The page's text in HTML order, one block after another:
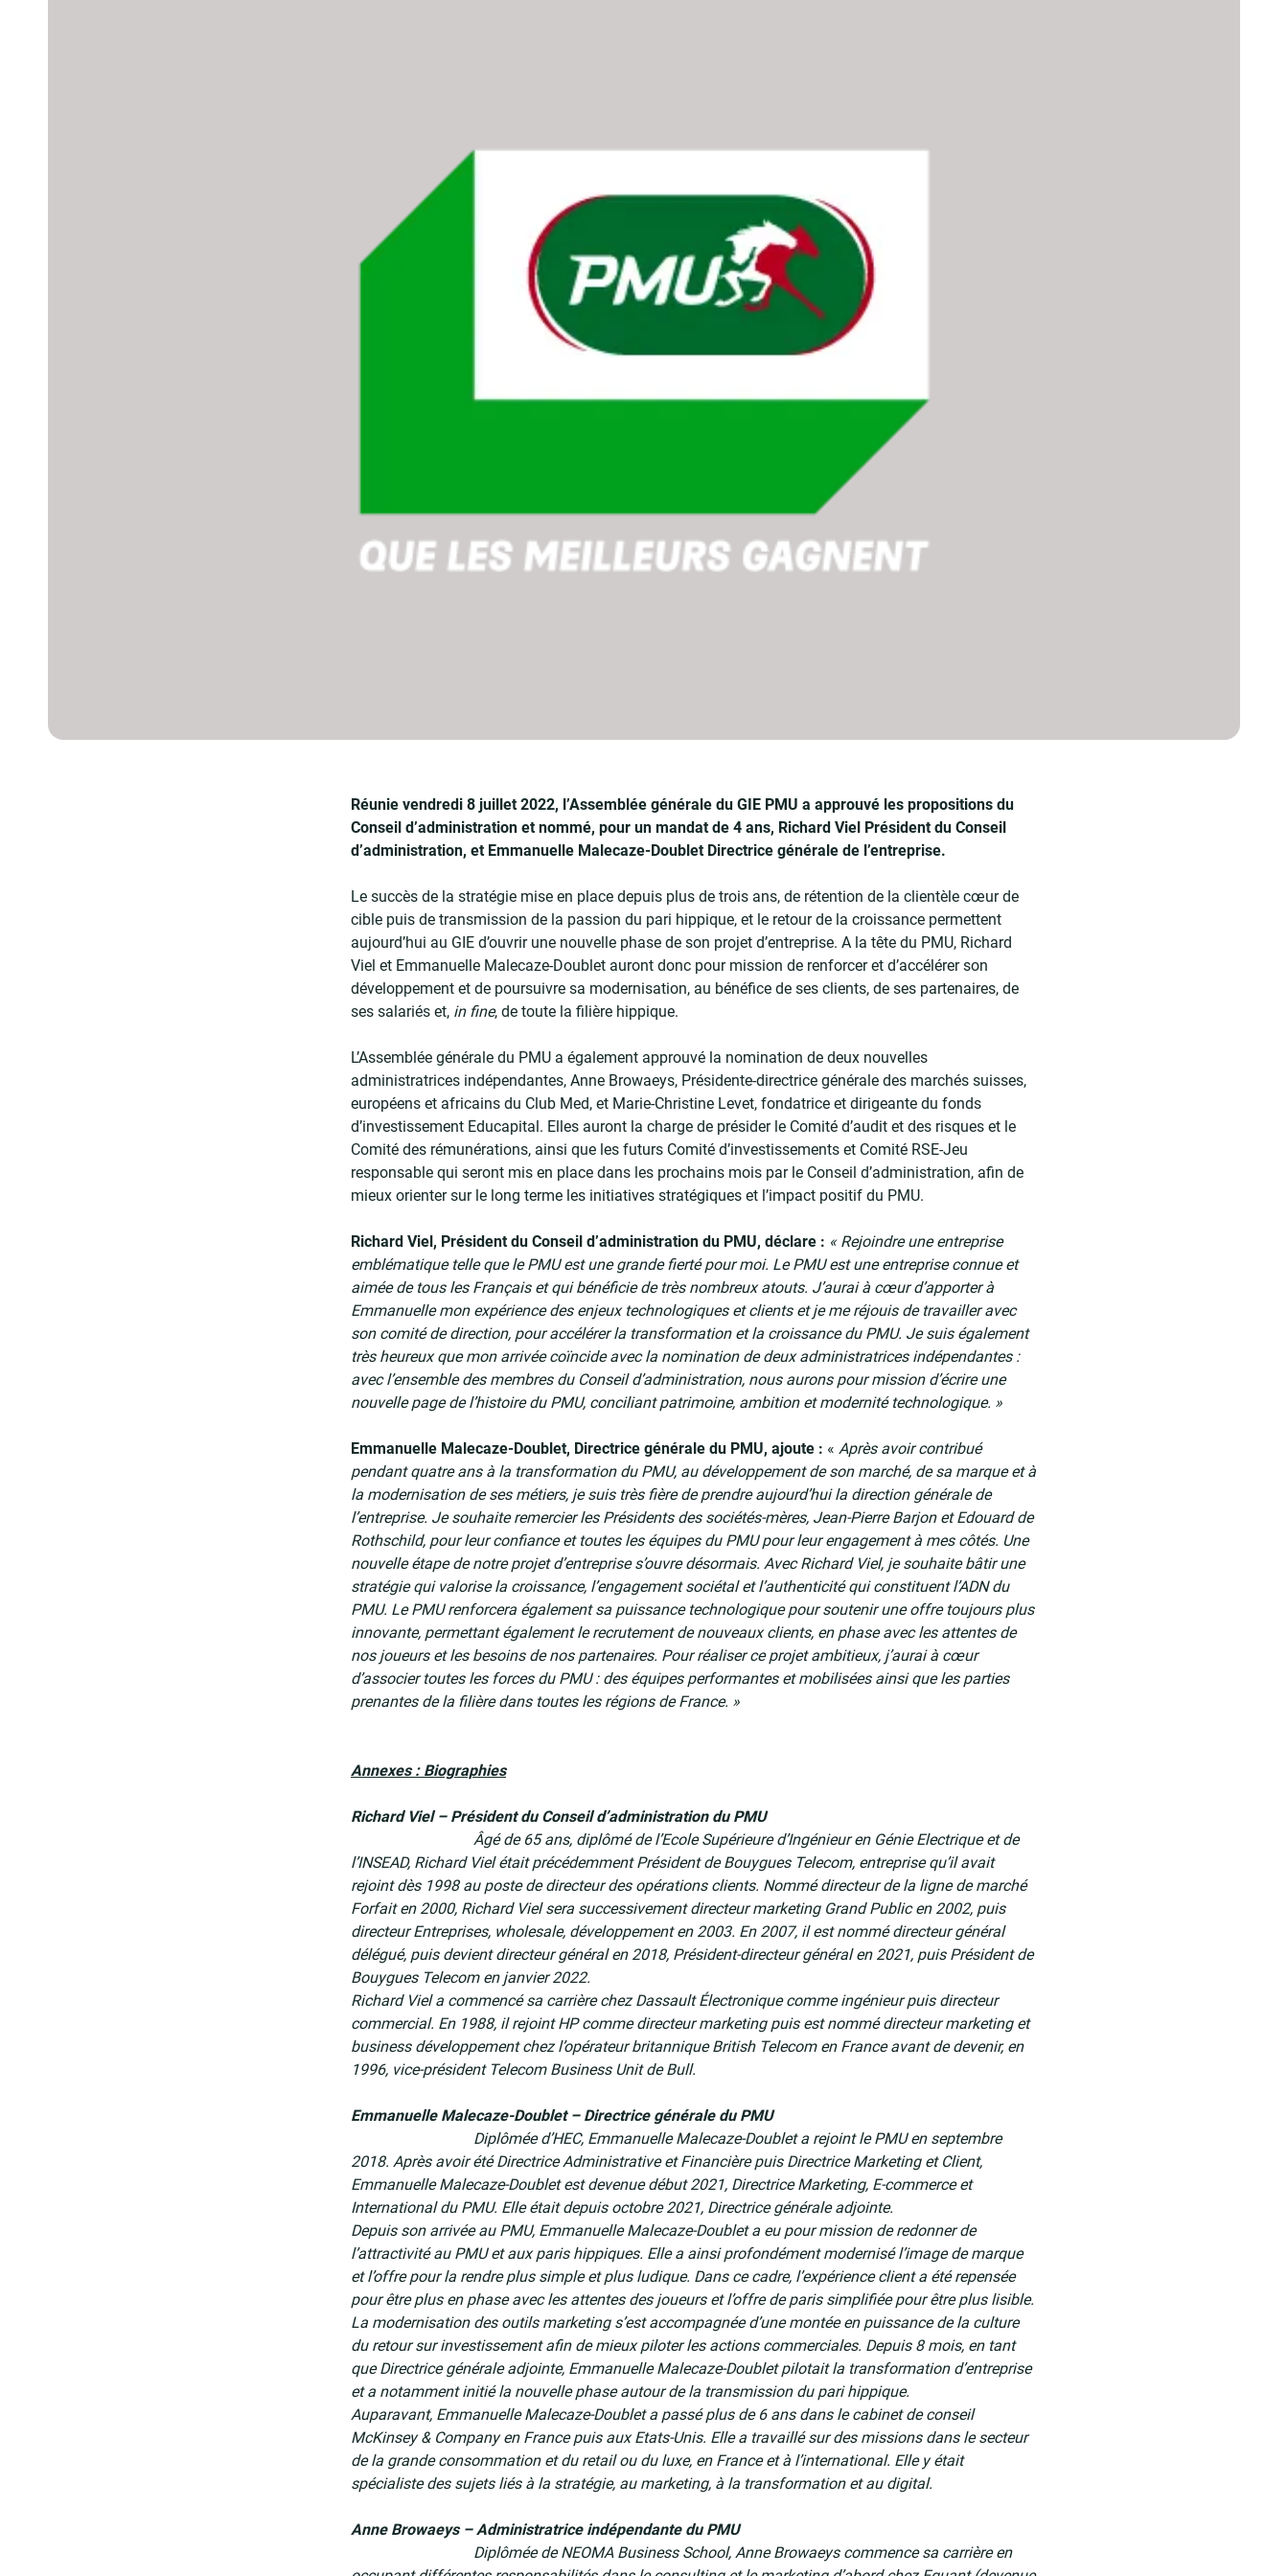
Réunie vendredi 8 juillet 2022, l’Assemblée générale du GIE PMU a approuvé les propositions du
Conseil d’administration et nommé, pour un mandat de 4 ans, Richard Viel Président du Conseil
d’administration, et Emmanuelle Malecaze-Doublet Directrice générale de l’entreprise.
Le succès de la stratégie mise en place depuis plus de trois ans, de rétention de la clientèle cœur de
cible puis de transmission de la passion du pari hippique, et le retour de la croissance permettent
aujourd’hui au GIE d’ouvrir une nouvelle phase de son projet d’entreprise. A la tête du PMU, Richard
Viel et Emmanuelle Malecaze-Doublet auront donc pour mission de renforcer et d’accélérer son
développement et de poursuivre sa modernisation, au bénéfice de ses clients, de ses partenaires, de
ses salariés et, in fine, de toute la filière hippique.
L’Assemblée générale du PMU a également approuvé la nomination de deux nouvelles
administratrices indépendantes, Anne Browaeys, Présidente-directrice générale des marchés suisses,
européens et africains du Club Med, et Marie-Christine Levet, fondatrice et dirigeante du fonds
d’investissement Educapital. Elles auront la charge de présider le Comité d’audit et des risques et le
Comité des rémunérations, ainsi que les futurs Comité d’investissements et Comité RSE-Jeu
responsable qui seront mis en place dans les prochains mois par le Conseil d’administration, afin de
mieux orienter sur le long terme les initiatives stratégiques et l’impact positif du PMU.
Richard Viel, Président du Conseil d’administration du PMU, déclare : « Rejoindre une entreprise
emblématique telle que le PMU est une grande fierté pour moi. Le PMU est une entreprise connue et
aimée de tous les Français et qui bénéficie de très nombreux atouts. J’aurai à cœur d’apporter à
Emmanuelle mon expérience des enjeux technologiques et clients et je me réjouis de travailler avec
son comité de direction, pour accélérer la transformation et la croissance du PMU. Je suis également
très heureux que mon arrivée coïncide avec la nomination de deux administratrices indépendantes :
avec l’ensemble des membres du Conseil d’administration, nous aurons pour mission d’écrire une
nouvelle page de l’histoire du PMU, conciliant patrimoine, ambition et modernité technologique. »
Emmanuelle Malecaze-Doublet, Directrice générale du PMU, ajoute : « Après avoir contribué
pendant quatre ans à la transformation du PMU, au développement de son marché, de sa marque et à
la modernisation de ses métiers, je suis très fière de prendre aujourd’hui la direction générale de
l’entreprise. Je souhaite remercier les Présidents des sociétés-mères, Jean-Pierre Barjon et Edouard de
Rothschild, pour leur confiance et toutes les équipes du PMU pour leur engagement à mes côtés. Une
nouvelle étape de notre projet d’entreprise s’ouvre désormais. Avec Richard Viel, je souhaite bâtir une
stratégie qui valorise la croissance, l’engagement sociétal et l’authenticité qui constituent l’ADN du
PMU. Le PMU renforcera également sa puissance technologique pour soutenir une offre toujours plus
innovante, permettant également le recrutement de nouveaux clients, en phase avec les attentes de
nos joueurs et les besoins de nos partenaires. Pour réaliser ce projet ambitieux, j’aurai à cœur
d’associer toutes les forces du PMU : des équipes performantes et mobilisées ainsi que les parties
prenantes de la filière dans toutes les régions de France. »
Annexes : Biographies
Richard Viel – Président du Conseil d’administration du PMU
Âgé de 65 ans, diplômé de l’Ecole Supérieure d’Ingénieur en Génie Electrique et de
l’INSEAD, Richard Viel était précédemment Président de Bouygues Telecom, entreprise qu’il avait
rejoint dès 1998 au poste de directeur des opérations clients. Nommé directeur de la ligne de marché
Forfait en 2000, Richard Viel sera successivement directeur marketing Grand Public en 2002, puis
directeur Entreprises, wholesale, développement en 2003. En 2007, il est nommé directeur général
délégué, puis devient directeur général en 2018, Président-directeur général en 2021, puis Président de
Bouygues Telecom en janvier 2022.
Richard Viel a commencé sa carrière chez Dassault Électronique comme ingénieur puis directeur
commercial. En 1988, il rejoint HP comme directeur marketing puis est nommé directeur marketing et
business développement chez l’opérateur britannique British Telecom en France avant de devenir, en
1996, vice-président Telecom Business Unit de Bull.
Emmanuelle Malecaze-Doublet – Directrice générale du PMU
Diplômée d’HEC, Emmanuelle Malecaze-Doublet a rejoint le PMU en septembre
2018. Après avoir été Directrice Administrative et Financière puis Directrice Marketing et Client,
Emmanuelle Malecaze-Doublet est devenue début 2021, Directrice Marketing, E-commerce et
International du PMU. Elle était depuis octobre 2021, Directrice générale adjointe.
Depuis son arrivée au PMU, Emmanuelle Malecaze-Doublet a eu pour mission de redonner de
l’attractivité au PMU et aux paris hippiques. Elle a ainsi profondément modernisé l’image de marque
et l’offre pour la rendre plus simple et plus ludique. Dans ce cadre, l’expérience client a été repensée
pour être plus en phase avec les attentes des joueurs et l’offre de paris simplifiée pour être plus lisible.
La modernisation des outils marketing s’est accompagnée d’une montée en puissance de la culture
du retour sur investissement afin de mieux piloter les actions commerciales. Depuis 8 mois, en tant
que Directrice générale adjointe, Emmanuelle Malecaze-Doublet pilotait la transformation d’entreprise
et a notamment initié la nouvelle phase autour de la transmission du pari hippique.
Auparavant, Emmanuelle Malecaze-Doublet a passé plus de 6 ans dans le cabinet de conseil
McKinsey & Company en France puis aux Etats-Unis. Elle a travaillé sur des missions dans le secteur
de la grande consommation et du retail ou du luxe, en France et à l’international. Elle y était
spécialiste des sujets liés à la stratégie, au marketing, à la transformation et au digital.
Anne Browaeys – Administratrice indépendante du PMU
Diplômée de NEOMA Business School, Anne Browaeys commence sa carrière en